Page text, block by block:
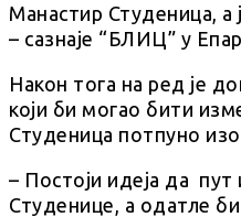
Манастир Студеница, а
– сазнаје “БЛИЦ” у
Након тога на ред је
који би могао бити
Студеница потпуно
– Постоји идеја да пут
Студенице, а одатле